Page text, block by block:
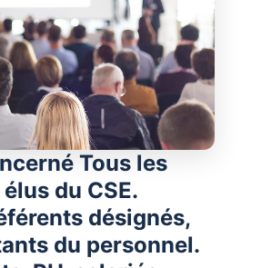
Tous les
du CSE.
désignés,
du personnel.